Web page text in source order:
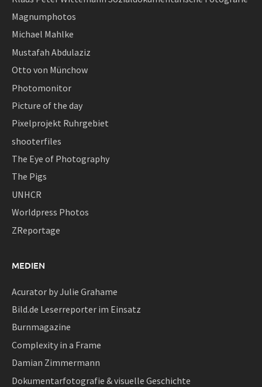
Magnumphotos
Michael Mahlke
Mustafah Abdulaziz
Otto von Münchow
Photomonitor
Picture of the day
Pixelprojekt Ruhrgebiet
shooterfiles
The Eye of Photography
The Pigs
UNHCR
Worldpress Photos
ZReportage
MEDIEN
Acurator by Julie Grahame
Bild.de Leserreporter im Einsatz
Burnmagazine
Complexity in a Frame
Damian Zimmermann
Dokumentarfotografie & visuelle Geschichte